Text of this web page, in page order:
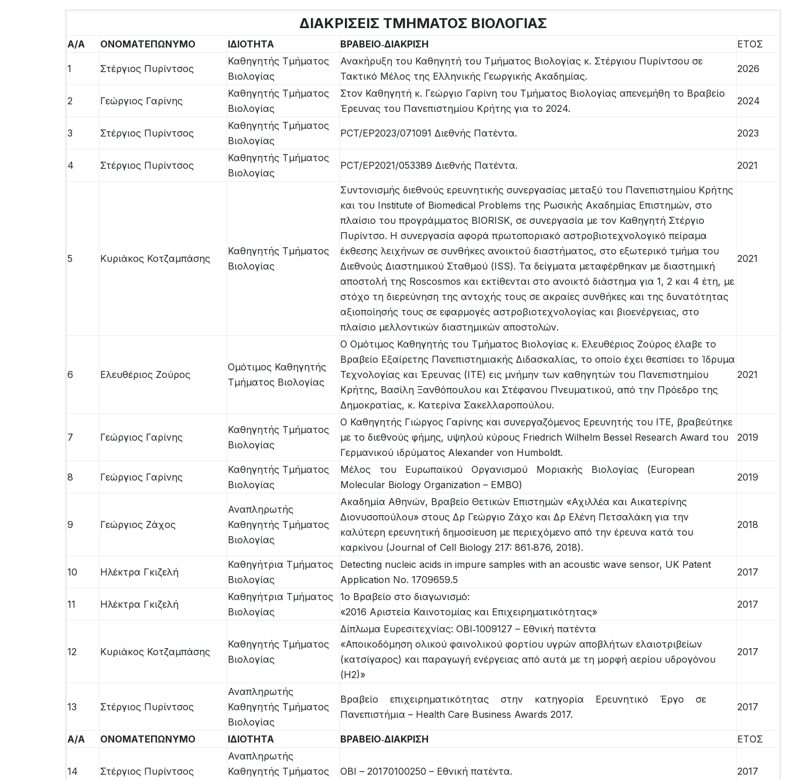
προσβασιμότητας.
ΔΙΑΚΡΙΣΕΙΣ ΤΜΗΜΑΤΟΣ ΒΙΟΛΟΓΙΑΣ
Α/Α ΟΝΟΜΑΤΕΠΩΝΥΜΟ ΙΔΙΟΤΗΤΑ ΒΡΑΒΕΙΟ‐ΔΙΑΚΡΙΣΗ ΕΤΟΣ
1 Στέργιος Πυρίντσος
Καθηγητής Τμήματος
Βιολογίας
Ανακήρυξη του Καθηγητή του Τμήματος Βιολογίας κ. Στέργιου Πυρίντσου σε
Τακτικό Μέλος της Ελληνικής Γεωργικής Ακαδημίας.
2026
2 Γεώργιος Γαρίνης
Καθηγητής Τμήματος
Βιολογίας
Στον Καθηγητή κ. Γεώργιο Γαρίνη του Τμήματος Βιολογίας απενεμήθη το Βραβείο
Έρευνας του Πανεπιστημίου Κρήτης για το 2024.
2024
3 Στέργιος Πυρίντσος
Καθηγητής Τμήματος
Βιολογίας
PCT/EP2023/071091 Διεθνής Πατέντα. 2023
4 Στέργιος Πυρίντσος
Καθηγητής Τμήματος
Βιολογίας
PCT/EP2021/053389 Διεθνής Πατέντα. 2021
5 Κυριάκος Κοτζαμπάσης
Καθηγητής Τμήματος
Βιολογίας
Συντονισμής διεθνούς ερευνητικής συνεργασίας μεταξύ του Πανεπιστημίου Κρήτης
και του Institute of Biomedical Problems της Ρωσικής Ακαδημίας Επιστημών, στο
πλαίσιο του προγράμματος BIORISK, σε συνεργασία με τον Καθηγητή Στέργιο
Πυρίντσο. Η συνεργασία αφορά πρωτοποριακό αστροβιοτεχνολογικό πείραμα
έκθεσης λειχήνων σε συνθήκες ανοικτού διαστήματος, στο εξωτερικό τμήμα του
Διεθνούς Διαστημικού Σταθμού (ISS). Τα δείγματα μεταφέρθηκαν με διαστημική
αποστολή της Roscosmos και εκτίθενται στο ανοικτό διάστημα για 1, 2 και 4 έτη, με
στόχο τη διερεύνηση της αντοχής τους σε ακραίες συνθήκες και της δυνατότητας
αξιοποίησής τους σε εφαρμογές αστροβιοτεχνολογίας και βιοενέργειας, στο
πλαίσιο μελλοντικών διαστημικών αποστολών.
2021
6 Ελευθέριος Ζούρος
Ομότιμος Καθηγητής
Τμήματος Βιολογίας
Ο Ομότιμος Καθηγητής του Τμήματος Βιολογίας κ. Ελευθέριος Ζούρος έλαβε το
Βραβείο Εξαίρετης Πανεπιστημιακής Διδασκαλίας, το οποίο έχει θεσπίσει το Ίδρυμα
Τεχνολογίας και Έρευνας (ΙΤΕ) εις μνήμην των καθηγητών του Πανεπιστημίου
Κρήτης, Βασίλη Ξανθόπουλου και Στέφανου Πνευματικού, από την Πρόεδρο της
Δημοκρατίας, κ. Κατερίνα Σακελλαροπούλου.
2021
7 Γεώργιος Γαρίνης
Καθηγητής Τμήματος
Βιολογίας
Ο Καθηγητής Γιώργος Γαρίνης και συνεργαζόμενος Ερευνητής του ΙΤΕ, βραβεύτηκε
με το διεθνούς φήμης, υψηλού κύρους Friedrich Wilhelm Bessel Research Award του
Γερμανικού ιδρύματος Alexander von Humboldt.
2019
8 Γεώργιος Γαρίνης
Καθηγητής Τμήματος
Βιολογίας
Μέλος του Ευρωπαϊκού Οργανισμού Μοριακής Βιολογίας (European
Molecular Biology Organization – EMBO)
2019
9 Γεώργιος Ζάχος
Αναπληρωτής
Καθηγητής Τμήματος
Βιολογίας
Ακαδημία Αθηνών, Βραβείο Θετικών Επιστημών «Αχιλλέα και Αικατερίνης
Διονυσοπούλου» στους Δρ Γεώργιο Ζάχο και Δρ Ελένη Πετσαλάκη για την
καλύτερη ερευνητική δημοσίευση με περιεχόμενο από την έρευνα κατά του
καρκίνου (Journal of Cell Biology 217: 861‐876, 2018).
2018
10 Ηλέκτρα Γκιζελή
Καθηγήτρια Τμήματος
Βιολογίας
Detecting nucleic acids in impure samples with an acoustic wave sensor, UK Patent
Application No. 1709659.5
2017
11 Ηλέκτρα Γκιζελή
Καθηγήτρια Τμήματος
Βιολογίας
1ο Βραβείο στο διαγωνισμό:
«2016 Αριστεία Καινοτομίας και Επιχειρηματικότητας»
2017
12 Κυριάκος Κοτζαμπάσης
Καθηγητής Τμήματος
Βιολογίας
Δίπλωμα Ευρεσιτεχνίας: OBI‐1009127 – Εθνική πατέντα
«Αποικοδόμηση ολικού φαινολικού φορτίου υγρών αποβλήτων ελαιοτριβείων
(κατσίγαρος) και παραγωγή ενέργειας από αυτά με τη μορφή αερίου υδρογόνου
(Η2)»
2017
13 Στέργιος Πυρίντσος
Αναπληρωτής
Καθηγητής Τμήματος
Βιολογίας
Βραβείο επιχειρηματικότητας στην κατηγορία Ερευνητικό Έργο σε
Πανεπιστήμια – Health Care Business Awards 2017.
2017
Α/Α ΟΝΟΜΑΤΕΠΩΝΥΜΟ ΙΔΙΟΤΗΤΑ ΒΡΑΒΕΙΟ‐ΔΙΑΚΡΙΣΗ ΕΤΟΣ
14 Στέργιος Πυρίντσος
Αναπληρωτής
Καθηγητής Τμήματος
ΟΒΙ – 20170100250 – Εθνική πατέντα. 2017